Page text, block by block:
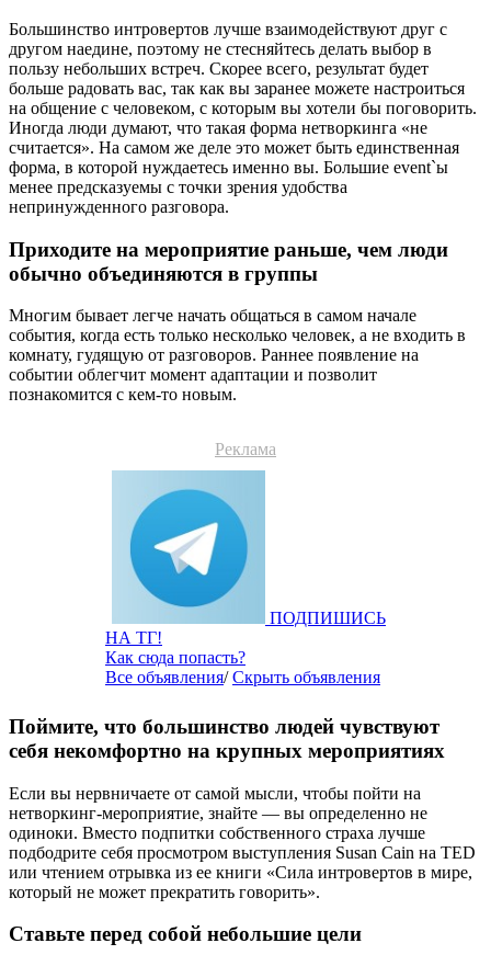
Большинство интровертов лучше взаимодействуют друг с
другом наедине, поэтому не стесняйтесь делать выбор в
пользу небольших встреч. Скорее всего, результат будет
больше радовать вас, так как вы заранее можете настроиться
на общение с человеком, с которым вы хотели бы поговорить.
Иногда люди думают, что такая форма нетворкинга «не
считается». На самом же деле это может быть единственная
форма, в которой нуждаетесь именно вы. Большие event`ы
менее предсказуемы с точки зрения удобства
непринужденного разговора.
Приходите на мероприятие раньше, чем люди
обычно объединяются в группы
Многим бывает легче начать общаться в самом начале
события, когда есть только несколько человек, а не входить в
комнату, гудящую от разговоров. Раннее появление на
событии облегчит момент адаптации и позволит
познакомится с кем-то новым.
Реклама
ПОДПИШИСЬ
НА ТГ!
Как сюда попасть?
Все объявления/Скрыть объявления
Поймите, что большинство людей чувствуют
себя некомфортно на крупных мероприятиях
Если вы нервничаете от самой мысли, чтобы пойти на
нетворкинг-мероприятие, знайте — вы определенно не
одиноки. Вместо подпитки собственного страха лучше
подбодрите себя просмотром выступления Susan Cain на TED
или чтением отрывка из ее книги «Сила интровертов в мире,
который не может прекратить говорить».
Ставьте перед собой небольшие цели